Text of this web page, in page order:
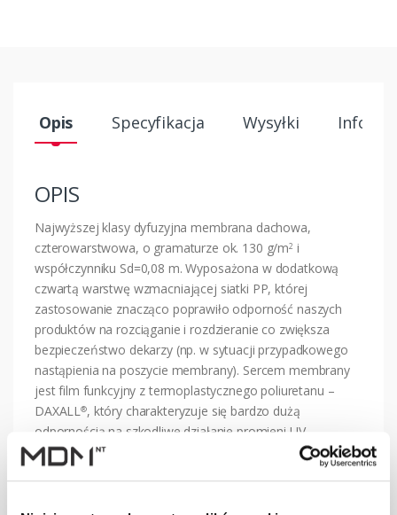
Opis Specyfikacja Wysyłki
OPIS
Najwyższej klasy dyfuzyjna membrana dachowa,
czterowarstwowa, o gramaturze ok. 130 g/m2 i
współczynniku Sd=0,08 m. Wyposażona w dodatkową
czwartą warstwę wzmacniającej siatki PP, której
zastosowanie znacząco poprawiło odporność naszych
produktów na rozciąganie i rozdzieranie co zwiększa
bezpieczeństwo dekarzy (np. w sytuacji przypadkowego
nastąpienia na poszycie membrany). Sercem membrany
jest film funkcyjny z termoplastycznego poliuretanu –
DAXALL®, który charakteryzuje się bardzo dużą
odpornością na szkodliwe działanie promieni UV
(dopuszczalna ekspozycja do 6 m-cy) oraz wpływ
ekstremalnie wysokich temperatur (nawet do 120
C).